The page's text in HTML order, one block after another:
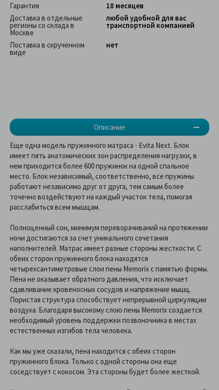
Описание
Гарантия
18 месяцев
Доставка в отдельные
регионы со склада в
Москве
любой удобной для вас
транспортной компанией
Поставка в скрученном
виде
нет
Еще одна модель пружинного матраса - Evita Next. Блок
имеет пять анатомических зон распределения нагрузки, в
нем приходится более 600 пружинок на одной спальное
место. Блок независимый, соответственно, все пружины
работают независимо друг от друга, тем самым более
точечно воздействуют на каждый участок тела, помогая
расслабиться всем мышцам.
Полноценный сон, минимум переворачиваний на протяжении
ночи достигаются за счет уникального сочетания
наполнителей. Матрас имеет разные стороны жесткости. С
обеих сторон пружинного блока находятся
четырехсантиметровые слои пены Memorix с памятью формы.
Пена не оказывает обратного давления, что исключает
сдавливание кровеносных сосудов и напряжение мышц.
Пористая структура способствует непрерывной циркуляции
воздуха. Благодаря высокому слою пены Memorix создается
необходимый уровень поддержки позвоночника в местах
естественных изгибов тела человека.
Как мы уже сказали, пена находится с обеих сторон
пружинного блока. Только с одной стороны она еще
соседствует с кокосом. Эта стороны будет более жесткой.